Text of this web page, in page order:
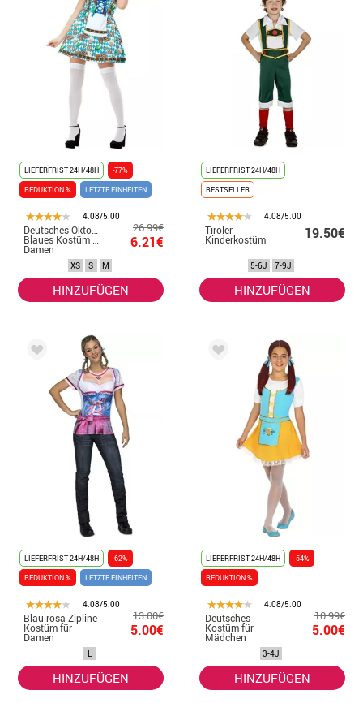
LIEFERFRIST 24H/48H
-77%
REDUKTION %
LETZTE EINHEITEN
4.08/5.00
Deutsches Oktoberfest
Blaues Kostüm für
Damen
26.99€
6.21€
XS S M
HINZUFÜGEN
LIEFERFRIST 24H/48H
BESTSELLER
4.08/5.00
Tiroler
Kinderkostüm 19.50€
5-6J 7-9J
HINZUFÜGEN
LIEFERFRIST 24H/48H
-62%
REDUKTION %
LETZTE EINHEITEN
4.08/5.00
Blau-rosa Zipline-
Kostüm für
Damen
13.00€
5.00€
L
HINZUFÜGEN
LIEFERFRIST 24H/48H
-54%
REDUKTION %
4.08/5.00
Deutsches
Kostüm für
Mädchen
10.99€
5.00€
3-4J
HINZUFÜGEN